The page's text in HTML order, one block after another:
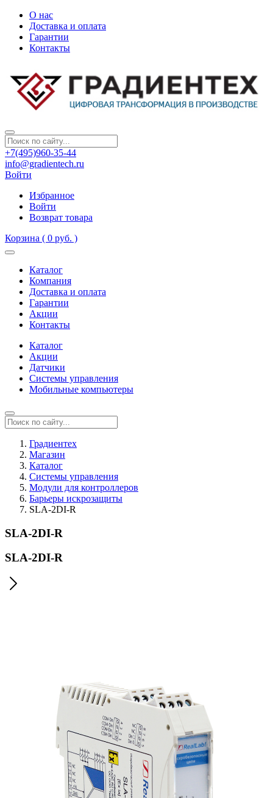
О нас
Доставка и оплата
Гарантии
Контакты
+7(495)960-35-44
info@gradientech.ru
Войти
Избранное
Войти
Возврат товара
Корзина ( 0 руб. )
Каталог
Компания
Доставка и оплата
Гарантии
Акции
Контакты
Каталог
Акции
Датчики
Системы управления
Мобильные компьютеры
Градиентех
Магазин
Каталог
Системы управления
Модули для контроллеров
Барьеры искрозащиты
SLA-2DI-R
SLA-2DI-R
SLA-2DI-R